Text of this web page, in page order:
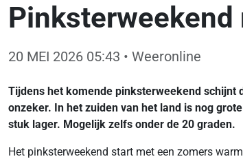
20 MEI 2026 05:43 • Weeronline
Tijdens het komende pinksterweekend schijnt
onzeker. In het zuiden van het land is nog
stuk lager. Mogelijk zelfs onder de 20 graden.
Het pinksterweekend start met een zomers